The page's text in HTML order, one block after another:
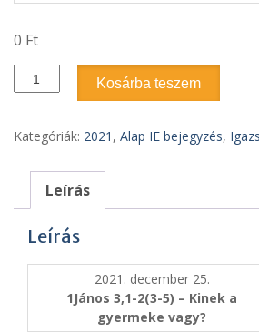
0 Ft
Karácsony
1.
-
2021.4
mennyiség
Kosárba teszem
Kategóriák: 2021 , Alap IE bejegyzés,
Leírás
Leírás
2021. december 25.
1János 3,1-2(3-5) – Kinek a
gyermeke vagy?